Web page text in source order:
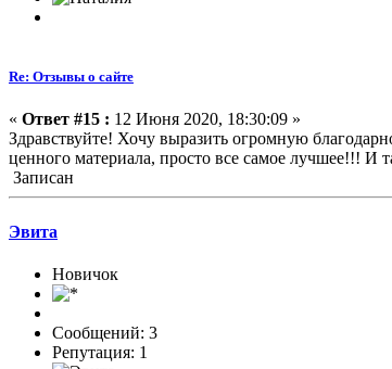
Re: Отзывы о сайте
« Ответ #15 : 12 Июня 2020, 18:30:09 »
Здравствуйте! Хочу выразить огромную
ценного материала, просто все самое лучшее!!! И
Записан
Эвита
Новичок
Сообщений: 3
Репутация: 1